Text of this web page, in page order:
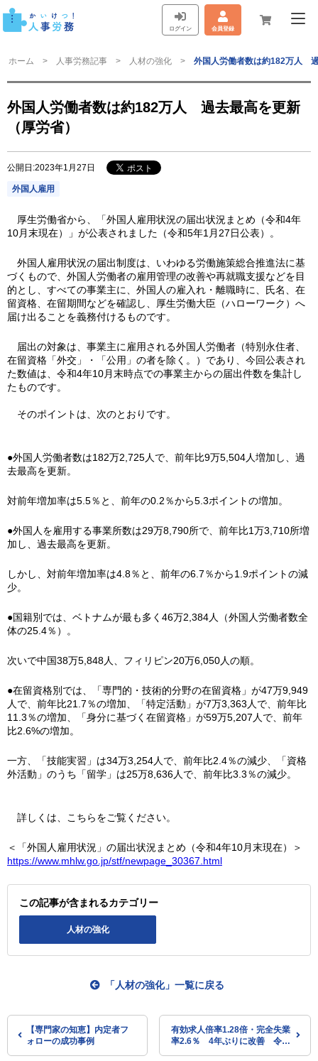
ログイン 会員登録
ホーム 人事労務記事 人材の強化 外国人労働者数は約182万人
外国人労働者数は約182万人 過去最高を更新
（厚労省）
公開日:2023年1月27日
外国人雇用
厚生労働省から、「外国人雇用状況の届出状況まとめ（令和4年
10月末現在）」が公表されました（令和5年1月27日公表）。
外国人雇用状況の届出制度は、いわゆる労働施策総合推進法に基
づくもので、外国人労働者の雇用管理の改善や再就職支援などを目
的とし、すべての事業主に、外国人の雇入れ・離職時に、氏名、在
留資格、在留期間などを確認し、厚生労働大臣（ハローワーク）へ
届け出ることを義務付けるものです。
届出の対象は、事業主に雇用される外国人労働者（特別永住者、
在留資格「外交」・「公用」の者を除く。）であり、今回公表され
た数値は、令和4年10月末時点での事業主からの届出件数を集計し
たものです。
そのポイントは、次のとおりです。
●外国人労働者数は182万2,725人で、前年比9万5,504人増加し、過
去最高を更新。
対前年増加率は5.5％と、前年の0.2％から5.3ポイントの増加。
●外国人を雇用する事業所数は29万8,790所で、前年比1万3,710所増
加し、過去最高を更新。
しかし、対前年増加率は4.8％と、前年の6.7％から1.9ポイントの減
少。
●国籍別では、ベトナムが最も多く46万2,384人（外国人労働者数全
体の25.4％）。
次いで中国38万5,848人、フィリピン20万6,050人の順。
●在留資格別では、「専門的・技術的分野の在留資格」が47万9,949
人で、前年比21.7％の増加、「特定活動」が7万3,363人で、前年比
11.3％の増加、「身分に基づく在留資格」が59万5,207人で、前年
比2.6%の増加。
一方、「技能実習」は34万3,254人で、前年比2.4％の減少、「資格
外活動」のうち「留学」は25万8,636人で、前年比3.3％の減少。
詳しくは、こちらをご覧ください。
＜「外国人雇用状況」の届出状況まとめ（令和4年10月末現在）＞
https://www.mhlw.go.jp/stf/newpage_30367.html
この記事が含まれるカテゴリー
人材の強化
【専門家の知恵】内定者フ
ォローの成功事例
「人材の強化」一覧に戻る
有効求人倍率1.28倍・完全失業
率2.6％ 4年ぶりに改善 令和